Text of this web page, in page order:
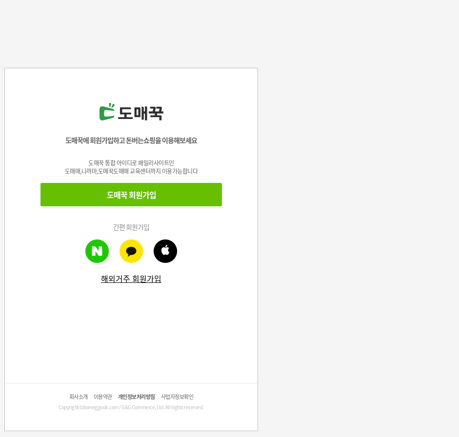
도매꾹에 회원가입하고 돈버는쇼핑을 이용해보세요
도매꾹 통합 아이디로 패밀리사이트인
도매매,나까마,도매꾹도매매 교육센터까지 이용가능합니다
도매꾹 회원가입
간편 회원가입
해외거주 회원가입
회사소개 이용약관 개인정보처리방침 사업자정보확인
Copyright©domeggook.com / G&G Commerce, Ltd. All rights reserved.